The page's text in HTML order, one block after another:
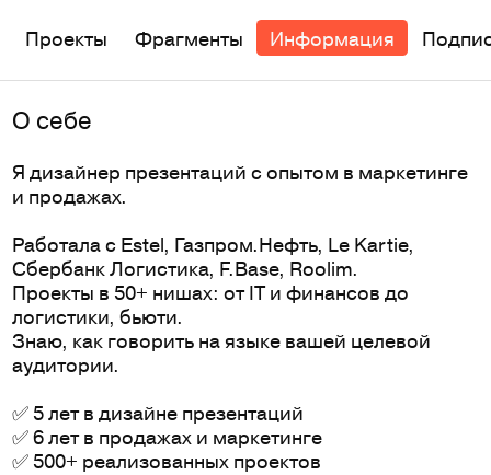
Проекты Фрагменты Информация
O себе
Я дизайнер презентаций с опытом в маркетинге
и продажах.
Работала с Estel, Газпром.Нефть, Le Kartie,
Сбербанк Логистика, F.Base, Roolim.
Проекты в 50+ нишах: от IT и финансов до
логистики, бьюти.
Знаю, как говорить на языке вашей целевой
аудитории.
✅ 5 лет в дизайне презентаций
✅ 6 лет в продажах и маркетинге
✅ 500+ реализованных проектов